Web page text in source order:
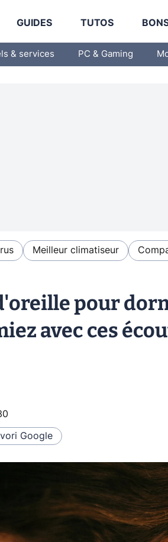
GUIDES TUTOS
& services PC & Gaming
Meilleur climatiseur
pour
avec ces
Google